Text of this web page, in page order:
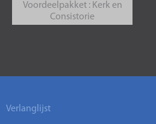
Voordeelpakket : Kerk en
Consistorie
Verlanglijst